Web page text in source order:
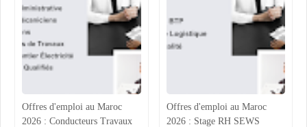
Offres d'emploi au Maroc
2026 : Conducteurs Travaux
Offres d'emploi au Maroc
2026 : Stage RH SEWS